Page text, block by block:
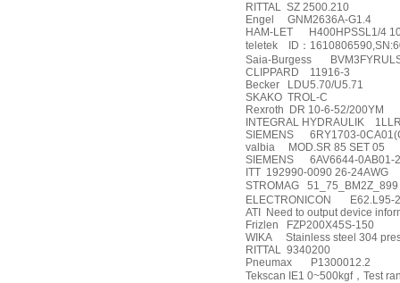
RITTAL SZ 2500.210
Engel
GNM2636A-G1.4
HAM-LET
H400HPSSL1/4
teletek
ID ：
Saia-Burgess
CLIPPARD
11916-3
Becker
LDU5.70/U5.71
SKAKO TROL-C
Rexroth
DR 10-6-52/200YM
INTEGRAL HYDRAULIK
SIEMENS
6RY1703-
valbia
MOD.SR 85 SET 05
SIEMENS
6AV6644-0AB01-
ITT 192990-0090 26-24AWG
STROMAG
51_75_BM2Z_899
ELECTRONICON
E62.L95-
ATI
Need to output device
Frizlen
FZP200X45S-150
WIKA
Stainless steel 304
RITTAL 9340200
Pneumax
P1300012.2
Tekscan IE1 0~500kgf， Test